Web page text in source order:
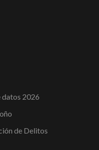
datos 2026
de Delitos